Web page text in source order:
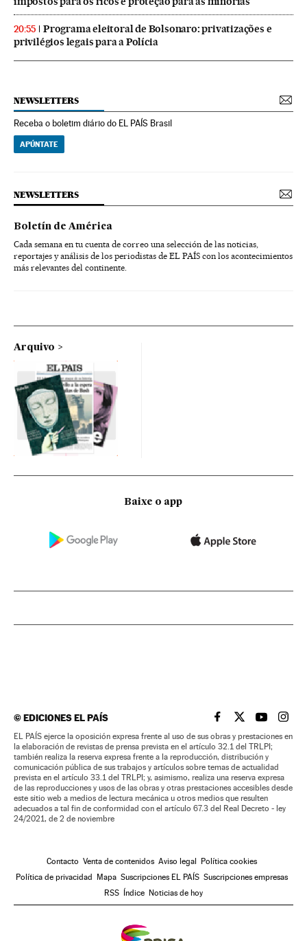
20:55
Programa eleitoral de Bolsonaro: privatizações e
privilégios legais para a Polícia
NEWSLETTERS
Receba o boletim diário do EL PAÍS Brasil
APÚNTATE
NEWSLETTERS
Boletín de América
Cada semana en tu cuenta de correo una selección de las noticias,
reportajes y análisis de los periodistas de EL PAÍS con los acontecimientos
más relevantes del continente.
Arquivo
Baixe o app
©EDICIONES EL PAÍS EL PAÍS BRASIL EN
EL PAÍSEL PAÍS
EL
EL PAÍS ejerce la oposición expresa frente al uso de sus obras y prestaciones en
la elaboración de revistas de prensa prevista en el artículo 32.1 del TRLPI;
también realiza la reserva expresa frente a la reproducción, distribución y
comunicación pública de sus trabajos y artículos sobre temas de actualidad
prevista en el artículo 33.1 del TRLPI; y, asimismo, realiza una reserva expresa
de las reproducciones y usos de las obras y otras prestaciones accesibles desde
este sitio web a medios de lectura mecánica u otros medios que resulten
adecuados a tal fin de conformidad con el artículo 67.3 del Real Decreto - ley
24/2021, de 2 de noviembre
Contacto Venta de contenidos Aviso legal Política cookies
Política de privacidad Mapa Suscripciones EL PAÍS Suscripciones empresas
RSS Índice Noticias de hoy